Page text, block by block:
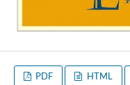
PDF HTML